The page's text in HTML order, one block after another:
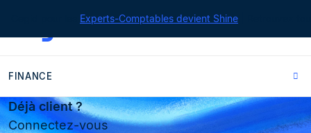
Experts-Comptables devient Shine
FINANCE
Déjà client ?
Connectez-vous